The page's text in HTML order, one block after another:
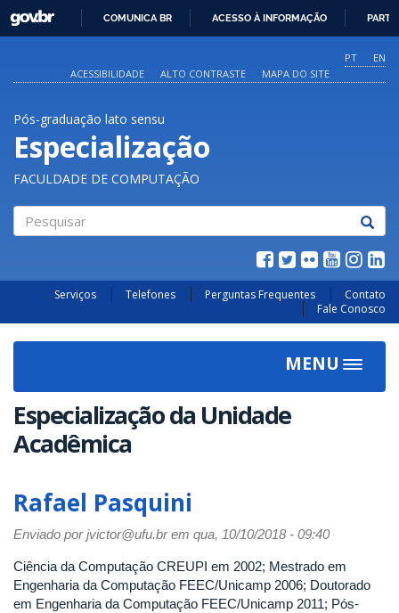
O
CONTEÚDO
GOVBR
COMUNICA BR ACESSO À INFORMAÇÃO
PT
EN
ACESSIBILIDADE
ALTO CONTRASTE MAPA DO SITE
Pós-graduação lato sensu
Especialização
FACULDADE DE COMPUTAÇÃO
Serviços Telefones Perguntas Frequentes
Contato
Fale Conosco
MENU
Toggle
Especialização da Unidade
Acadêmica
Rafael Pasquini
Enviado porjvictor@ufu.brem qua, 10/10/2018 - 09:40
Ciência da Computação CREUPI em 2002; Mestrado em
Engenharia da Computação FEEC/Unicamp 2006; Doutorado
em Engenharia da Computação FEEC/Unicamp 2011; Pós-